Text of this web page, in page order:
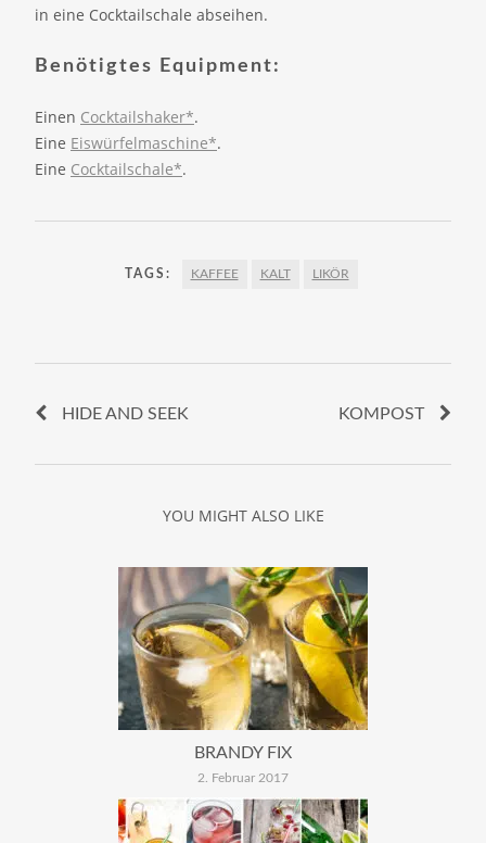
in eine Cocktailschale abseihen.
Benötigtes Equipment:
Einen Cocktailshaker*.
Eine Eiswürfelmaschine*.
Eine Cocktailschale*.
TAGS: KAFFEE KALT LIKÖR
HIDE AND SEEK KOMPOST
YOU MIGHT ALSO LIKE
BRANDY FIX
2. Februar 2017